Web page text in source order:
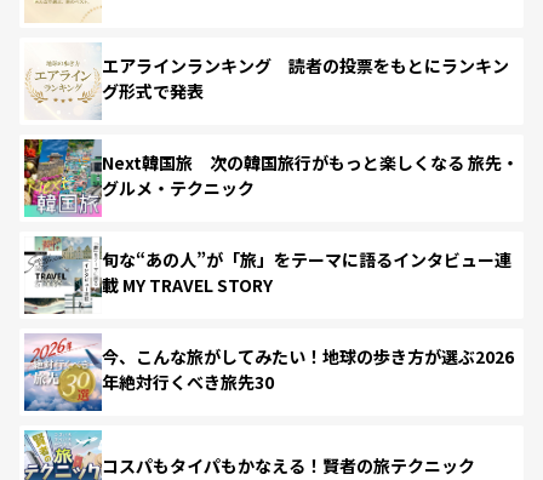
エアラインランキング 読者の投票をもとにランキン
グ形式で発表
Next韓国旅 次の韓国旅行がもっと楽しくなる 旅先・
グルメ・テクニック
旬な“あの人”が「旅」をテーマに語るインタビュー連
載 MY TRAVEL STORY
今、こんな旅がしてみたい！地球の歩き方が選ぶ2026
年絶対行くべき旅先30
コスパもタイパもかなえる！賢者の旅テクニック